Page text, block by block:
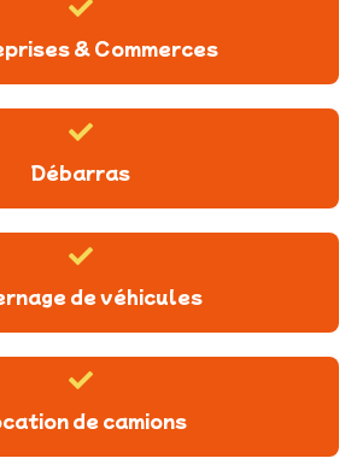
& Commerces
Débarras
de véhicules
de camions